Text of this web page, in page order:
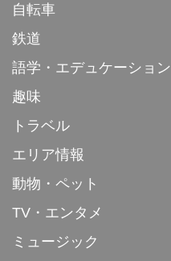
自転車
鉄道
語学・エデュケーション
趣味
トラベル
エリア情報
動物・ペット
TV・エンタメ
ミュージック